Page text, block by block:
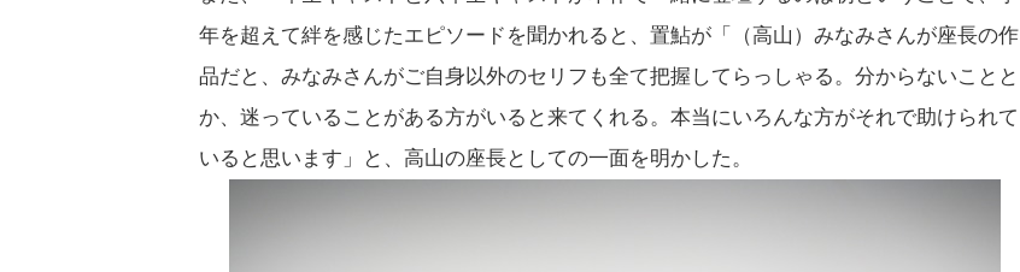
年を超えて絆を感じたエピソードを聞かれると、置鮎が「（高山）みなみさんが座長の作
品だと、みなみさんがご自身以外のセリフも全て把握してらっしゃる。分からないことと
か、迷っていることがある方がいると来てくれる。本当にいろんな方がそれで助けられて
いると思います」と、高山の座長としての一面を明かした。